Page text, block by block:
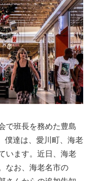
で班長を務めた豊島
僕達は、愛川町、海老
います。近日、海老
なお、海老名市の